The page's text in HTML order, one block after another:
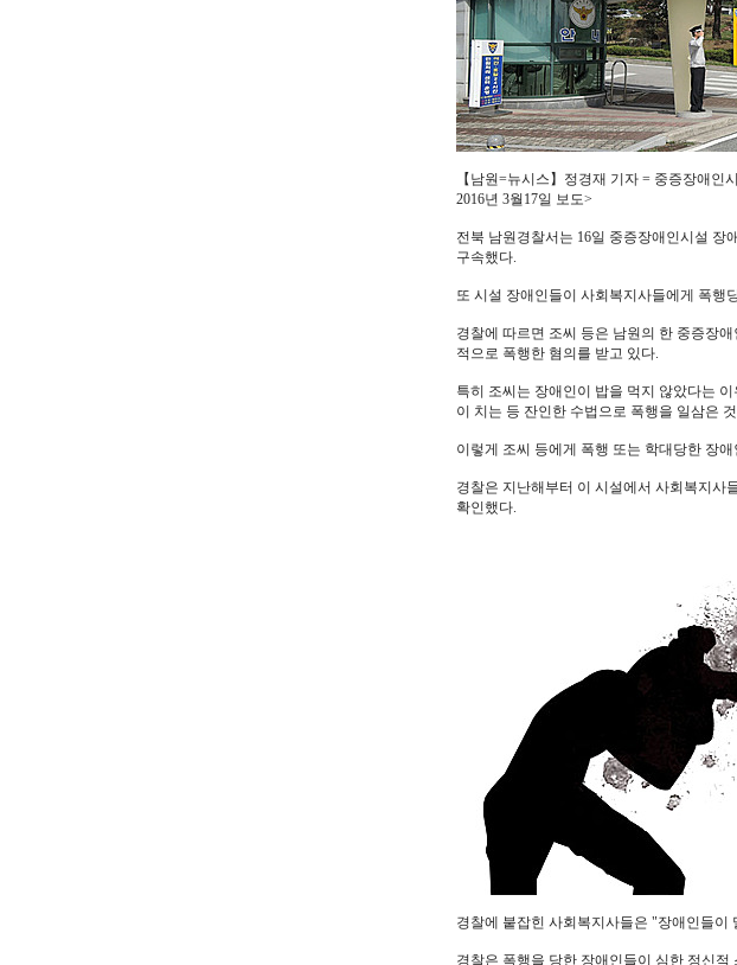
【남원=뉴시스】정경재 기자 = 중증장애
2016년 3월17일 보도>
전북 남원경찰서는 16일 중증장애인시설 장
구속했다.
또 시설 장애인들이 사회복지사들에게 폭행
경찰에 따르면 조씨 등은 남원의 한 중증장
적으로 폭행한 혐의를 받고 있다.
특히 조씨는 장애인이 밥을 먹지 않았다는
이 치는 등 잔인한 수법으로 폭행을 일삼은
이렇게 조씨 등에게 폭행 또는 학대당한 장
경찰은 지난해부터 이 시설에서 사회복지사
확인했다.
경찰에 붙잡힌 사회복지사들은 "장애인들이
경찰은 폭행을 당한 장애인들이 심한 정신